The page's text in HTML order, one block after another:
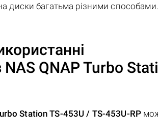
диски багатьма різними способами.
NAS QNAP Turbo
Station TS-453U / TS-453U-RP